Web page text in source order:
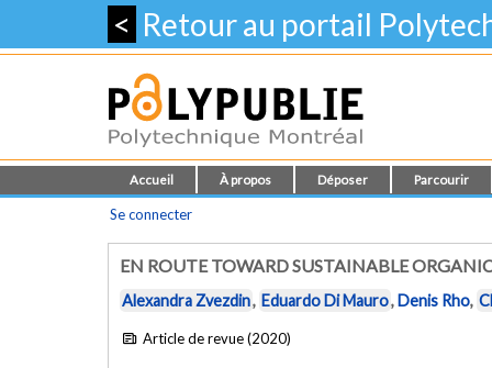
< Retour au portail
Accueil À propos Déposer Parcourir
Se connecter
EN ROUTE TOWARD SUSTAINABLE
Alexandra Zvezdin, Eduardo Di Mauro,Denis Rho,
Article de revue (2020)